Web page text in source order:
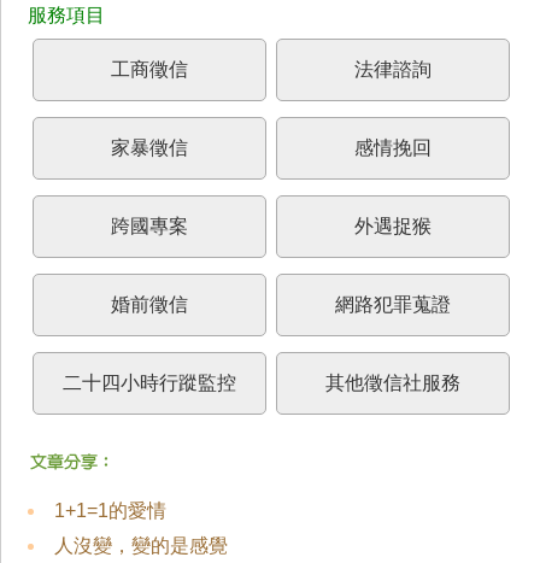
工商徵信 法律諮詢
家暴徵信 感情挽回
跨國專案 外遇捉猴
婚前徵信 網路犯罪蒐證
二十四小時行蹤監控 其他徵信社服務
1+1=1的愛情
人沒變，變的是感覺